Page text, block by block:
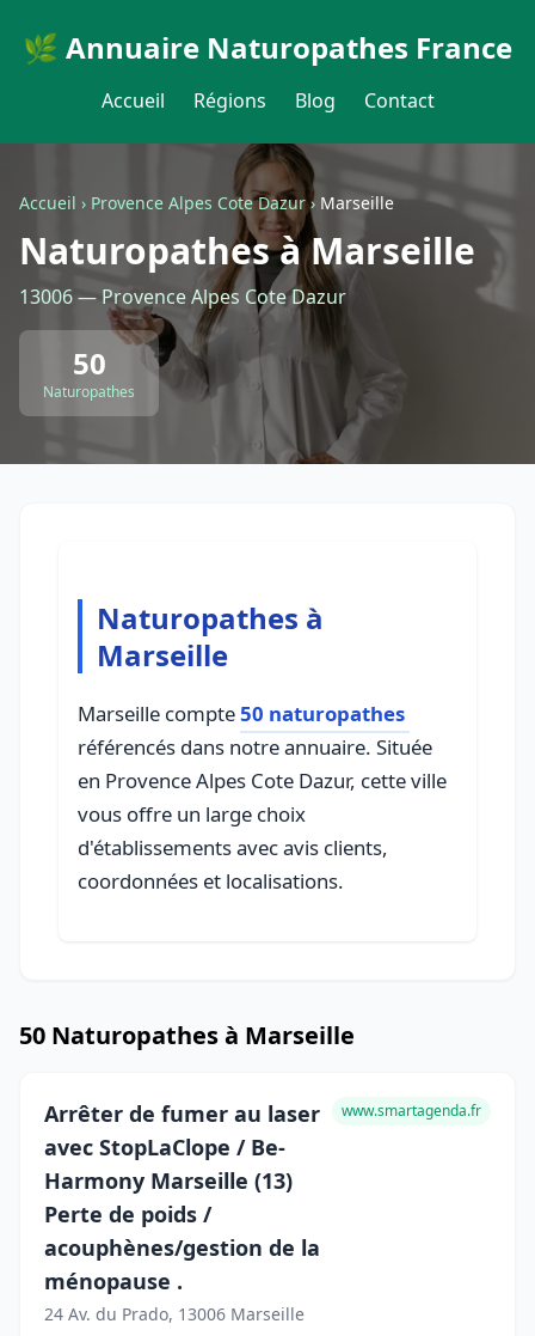
🌿 Annuaire Naturopathes France
Accueil Régions Blog Contact
Accueil › Provence Alpes Cote Dazur› Marseille
Naturopathes à Marseille
13006 — Provence Alpes Cote Dazur
50
Naturopathes
Naturopathes à
Marseille
Marseille compte50 naturopathes
référencés dans notre annuaire. Située
en Provence Alpes Cote Dazur, cette ville
vous offre un large choix
d'établissements avec avis clients,
coordonnées et localisations.
50 Naturopathes à Marseille
Arrêter de fumer au laser
avec StopLaClope / Be-
Harmony Marseille (13)
Perte de poids /
acouphènes/gestion de la
ménopause .
24 Av. du Prado, 13006 Marseille
www.smartagenda.fr